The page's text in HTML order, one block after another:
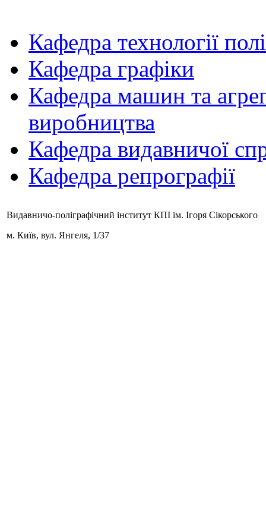
Кафедра технології
Кафедра графіки
Кафедра машин та
виробництва
Кафедра видавничої
Кафедра репрографії
Видавничо-поліграфічний інститут КПІ ім. Ігоря Сікорського
м. Київ, вул. Янгеля, 1/37